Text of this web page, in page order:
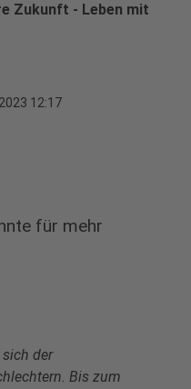
Zukunft - Leben mit
12:17
für mehr
der
Bis zum